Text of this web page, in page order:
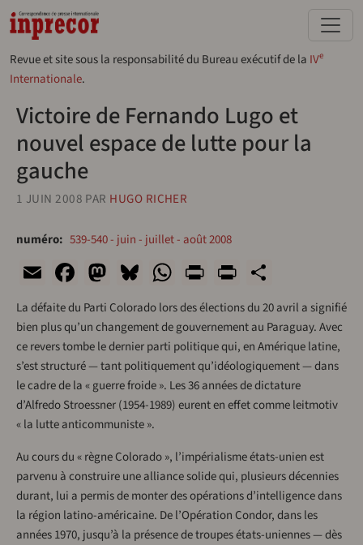
Aller au contenu principal
Revue et site sous la responsabilité du Bureau exécutif de la IVe
Internationale.
Victoire de Fernando Lugo et
nouvel espace de lutte pour la
gauche
1 JUIN 2008 PAR HUGO RICHER
numéro 539-540 - juin - juillet - août 2008
EmailFacebook
Mastodon
Bluesky
WhatsApp
Print
La défaite du Parti Colorado lors des élections du 20 avril a signifié
bien plus qu’un changement de gouvernement au Paraguay. Avec
ce revers tombe le dernier parti politique qui, en Amérique latine,
s’est structuré — tant politiquement qu’idéologiquement — dans
le cadre de la « guerre froide ». Les 36 années de dictature
d’Alfredo Stroessner (1954-1989) eurent en effet comme leitmotiv
« la lutte anticommuniste ».
Au cours du « règne Colorado », l’impérialisme états-unien est
parvenu à construire une alliance solide qui, plusieurs décennies
durant, lui a permis de monter des opérations d’intelligence dans
la région latino-américaine. De l’Opération Condor, dans les
années 1970, jusqu’à la présence de troupes états-uniennes — dès